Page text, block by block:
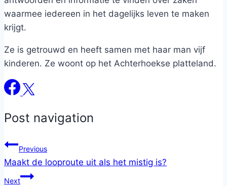
waarmee iedereen in het dagelijks leven te maken
krijgt.
Ze is getrouwd en heeft samen met haar man vijf
kinderen. Ze woont op het Achterhoekse platteland.
Post navigation
Previous
Maakt de looproute uit als het mistig is?
Next